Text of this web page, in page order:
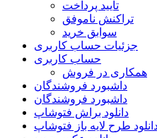
تأیید پرداخت
تراکنش ناموفق
سوابق خرید
جزئیات حساب کاربری
حساب کاربری
همکاری در فروش
داشبورد فروشندگان
داشبورد فروشندگان
دانلود براش فتوشاپ
طرح لایه باز فتوشاپ